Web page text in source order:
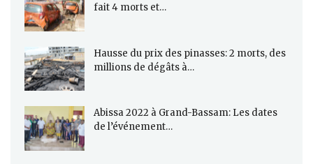
fait 4 morts et…
Hausse du prix des pinasses: 2 morts, des
millions de dégâts à…
Abissa 2022 à Grand-Bassam: Les dates
de l’événement…